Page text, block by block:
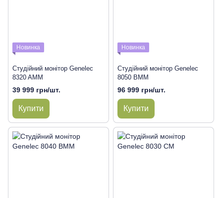
Новинка
Студійний монітор Genelec
8320 AMM
39 999 грн/шт.
Купити
Новинка
Студійний монітор Genelec
8050 BMM
96 999 грн/шт.
Купити